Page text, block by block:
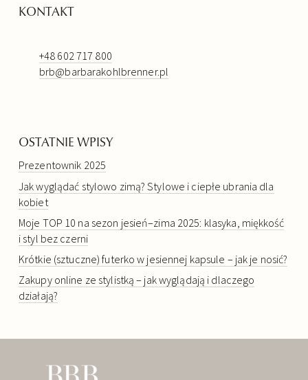
KONTAKT
+48 602 717 800
brb@barbarakohlbrenner.pl
OSTATNIE WPISY
Prezentownik 2025
Jak wyglądać stylowo zimą? Stylowe i ciepłe ubrania dla
kobiet
Moje TOP 10 na sezon jesień–zima 2025: klasyka, miękkość
i styl bez czerni
Krótkie (sztuczne) futerko w jesiennej kapsule – jak je nosić?
Zakupy online ze stylistką – jak wyglądają i dlaczego
działają?